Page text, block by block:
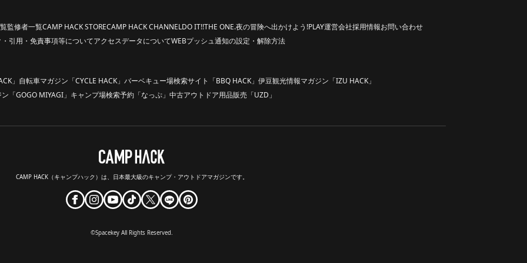
監修者一覧CAMP HACK STORECAMP HACK CHANNELDO IT!!THE ONE.夜の冒険へ出かけよう!PLAY運営会社採用情報お問い合わせ
引用・免責事項等についてアクセスデータについてWEBプッシュ通知の設定・解除方法
」 自転車マガジン「CYCLE HACK」 バーベキュー場検索サイト「BBQ HACK」 伊豆観光情報マガジン「IZU HACK」
「GOGO MIYAGI」 キャンプ場検索予約「なっぷ」 中古アウトドア用品販売「UZD」
CAMP HACK（キャンプハック）は、 日本最大級のキャンプ・アウトドアマガジンです。
©Spacekey All Rights Reserved.